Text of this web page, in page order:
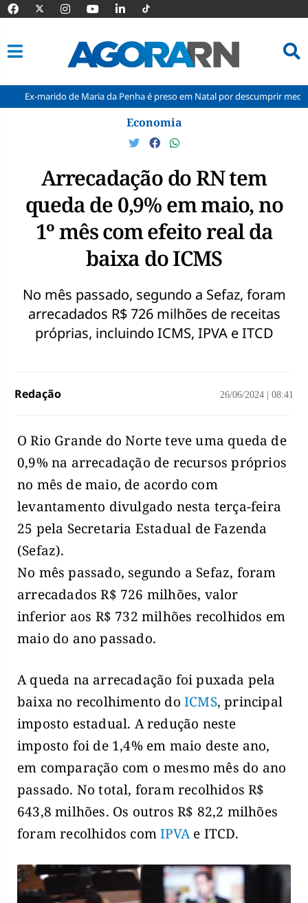
de Maria da Penha é preso em Natal por descumprir medida protetiva
Economia
Arrecadação do RN tem
queda de 0,9% em maio, no
1º mês com efeito real da
baixa do ICMS
No mês passado, segundo a Sefaz, foram
arrecadados R$ 726 milhões de receitas
próprias, incluindo ICMS, IPVA e ITCD
Redação 26/06/2024 08:41
O Rio Grande do Norte teve uma queda de
0,9% na arrecadação de recursos próprios
no mês de maio, de acordo com
levantamento divulgado nesta terça-feira
25 pela Secretaria Estadual de Fazenda
(Sefaz).
No mês passado, segundo a Sefaz, foram
arrecadados R$ 726 milhões, valor
inferior aos R$ 732 milhões recolhidos em
maio do ano passado.
A queda na arrecadação foi puxada pela
baixa no recolhimento do ICMS, principal
imposto estadual. A redução neste
imposto foi de 1,4% em maio deste ano,
em comparação com o mesmo mês do ano
passado. No total, foram recolhidos R$
643,8 milhões. Os outros R$ 82,2 milhões
foram recolhidos comIPVAe ITCD.